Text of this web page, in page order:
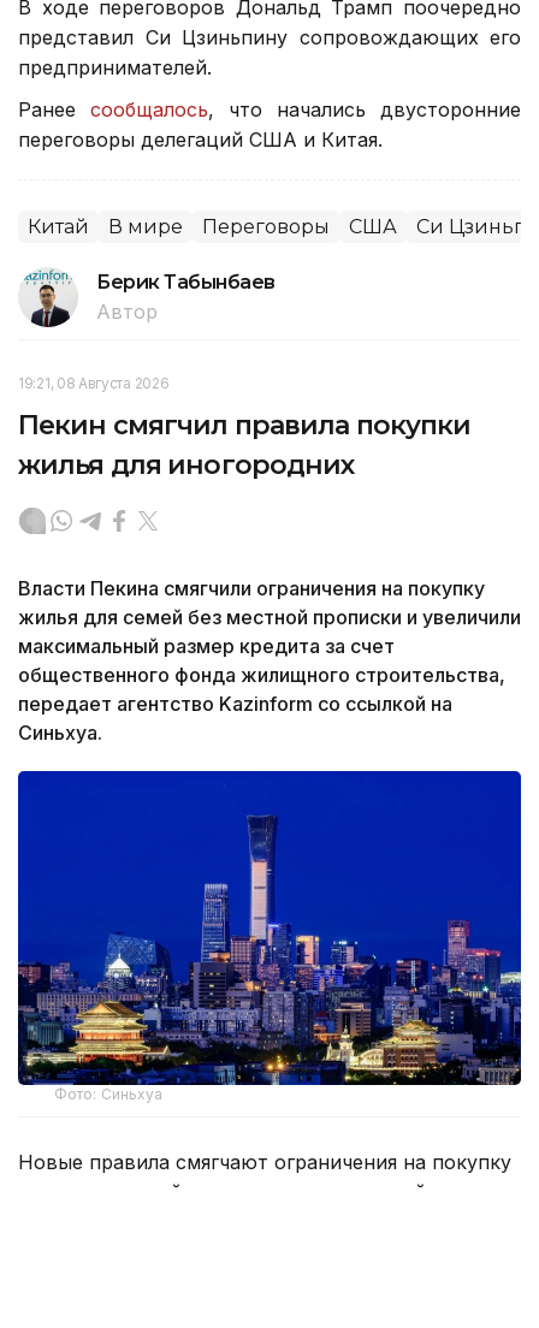
В ходе переговоров Дональд Трамп поочередно
представил Си Цзиньпину сопровождающих его
предпринимателей.
Ранее сообщалось, что начались двусторонние
переговоры делегаций США и Китая.
Китай В мире Переговоры США Си
Берик Табынбаев
Автор
19:21, 08 Августа 2026
Пекин смягчил правила покупки
жилья для иногородних
Власти Пекина смягчили ограничения на покупку
жилья для семей без местной прописки и увеличили
максимальный размер кредита за счет
общественного фонда жилищного строительства,
передает агентство Kazinform со ссылкой на
Синьхуа.
Фото: Синьхуа
Новые правила смягчают ограничения на покупку
жилья для семей, не имеющих пекинской